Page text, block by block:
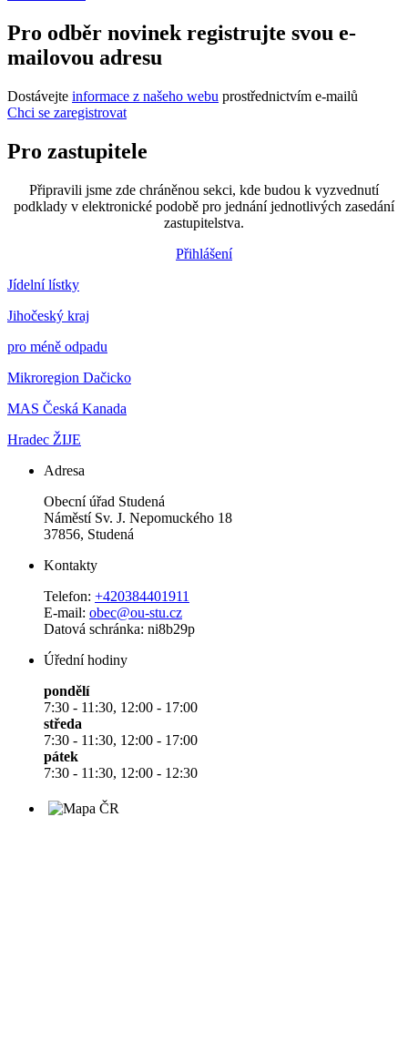
Pro odběr novinek registrujte svou e-
mailovou adresu
Dostávejte informace z našeho webu prostřednictvím e-mailů
Chci se zaregistrovat
Pro zastupitele
Připravili jsme zde chráněnou sekci, kde budou k vyzvednutí
podklady v elektronické podobě pro jednání jednotlivých zasedání
zastupitelstva.
Přihlášení
Jídelní lístky
Jihočeský kraj
pro méně odpadu
Mikroregion Dačicko
MAS Česká Kanada
Hradec ŽIJE
Adresa
Obecní úřad Studená
Náměstí Sv. J. Nepomuckého 18
37856, Studená
Kontakty
Telefon: +420384401911
E-mail: obec@ou-stu.cz
Datová schránka: ni8b29p
Úřední hodiny
pondělí
7:30 - 11:30, 12:00 - 17:00
středa
7:30 - 11:30, 12:00 - 17:00
pátek
7:30 - 11:30, 12:00 - 12:30